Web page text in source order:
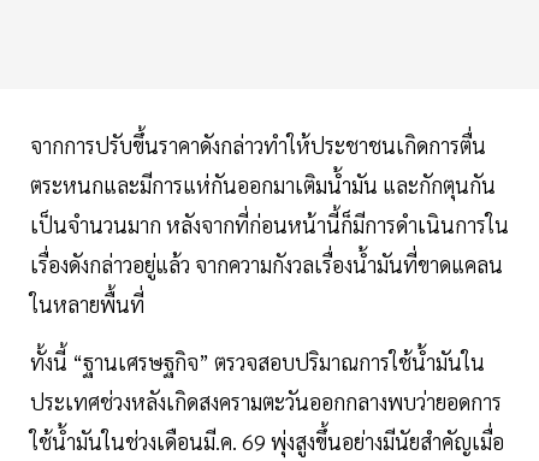
จากการปรับขึ้นราคาดังกล่าวทำให้ประชาชนเกิดการตื่น
ตระหนกและมีการแห่กันออกมาเติมน้ำมัน และกักตุนกัน
เป็นจำนวนมาก หลังจากที่ก่อนหน้านี้ก็มีการดำเนินการใน
เรื่องดังกล่าวอยู่แล้ว จากความกังวลเรื่องน้ำมันที่ขาดแคลน
ในหลายพื้นที่
ทั้งนี้ “ฐานเศรษฐกิจ” ตรวจสอบปริมาณการใช้น้ำมันใน
ประเทศช่วงหลังเกิดสงครามตะวันออกกลางพบว่ายอดการ
ใช้น้ำมันในช่วงเดือนมี.ค. 69 พุ่งสูงขึ้นอย่างมีนัยสำคัญเมื่อ